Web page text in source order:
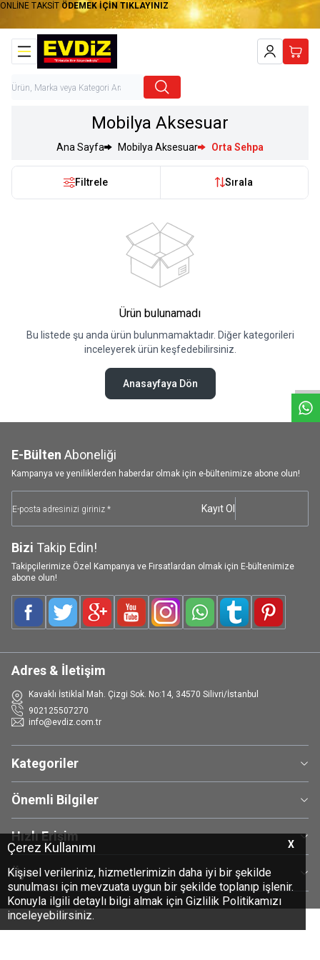
X
Çerez Kullanımı
Kişisel verileriniz, hizmetlerimizin daha iyi bir şekilde
sunulması için mevzuata uygun bir şekilde toplanıp işlenir.
Konuyla ilgili detaylı bilgi almak için Gizlilik Politikamızı
inceleyebilirsiniz.
ONLİNE TAKSİT ÖDEMEK İÇİN TIKLAYINIZ
Hesabım
Mobilya Aksesuar
Ana Sayfa Mobilya Aksesuar Orta Sehpa
Filtrele Sırala
Ürün bulunamadı
Bu listede şu anda ürün bulunmamaktadır. Diğer kategorileri
inceleyerek ürün keşfedebilirsiniz.
Anasayfaya Dön
E-Bülten Aboneliği
Kampanya ve yeniliklerden haberdar olmak için e-bültenimize abone olun!
Kayıt Ol
Bizi Takip Edin!
Takipçilerimize Özel Kampanya ve Fırsatlardan olmak için E-bültenimize
abone olun!
FacebookTwitterGoogle-PlusYoutubeInstagramWhatsAppTumblrPinterest
Adres & İletişim
Kavaklı İstiklal Mah. Çizgi Sok. No:14, 34570 Silivri/İstanbul
902125507270
info@evdiz.com.tr
Kategoriler
Önemli Bilgiler
Hızlı Erişim
Üye